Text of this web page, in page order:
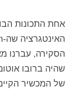
אחת התכונות
הסקירה, עברנו
שהיה ברובו
של המכשיר